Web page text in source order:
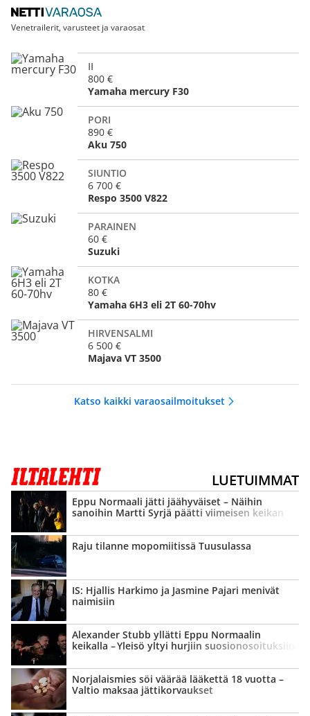
Venetrailerit, varusteet ja varaosat
II
Yamaha mercury F30
800 €
PORI
Aku 750
890 €
SIUNTIO
Respo 3500 V822
6 700 €
PARAINEN
Suzuki
60 €
KOTKA
Yamaha 6H3 eli 2T 60-70hv
80 €
HIRVENSALMI
Majava VT 3500
6 500 €
Katso kaikki varaosailmoitukset
LUETUIMMAT
Eppu Normaali jätti jäähyväiset – Näihin
sanoihin Martti Syrjä päätti viimeisen keikan
Raju tilanne mopomiitissä Tuusulassa
IS: Hjallis Harkimo ja Jasmine Pajari menivät
naimisiin
Alexander Stubb yllätti Eppu Normaalin
keikalla – Yleisö yltyi hurjiin suosion­osoituksiin
Norjalaismies söi väärää lääkettä 18 vuotta –
Valtio maksaa jätti­korvaukset